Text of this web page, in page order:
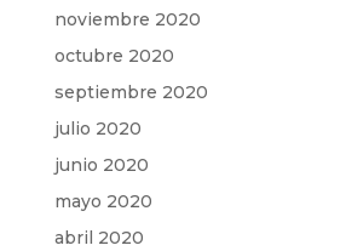
noviembre 2020
octubre 2020
septiembre 2020
julio 2020
junio 2020
mayo 2020
abril 2020